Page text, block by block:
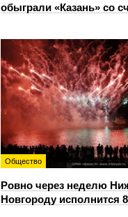
обыграли «Казань» со
Общество
Ровно через неделю
Новгороду исполнится